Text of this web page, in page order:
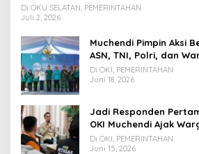
Di OKU SELATAN, PEMERINTAHAN
Juli 2, 2026
Muchendi Pimpin Aksi
ASN, TNI, Polri, dan
Royong
Di OKI, PEMERINTAHAN
Juni 18, 2026
Jadi Responden
OKI Muchendi Ajak
ke Petugas BPS
Di OKI, PEMERINTAHAN
Juni 15, 2026